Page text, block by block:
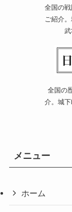
全国の
ご紹介
武
全国の
介。城
メニュー
ホーム